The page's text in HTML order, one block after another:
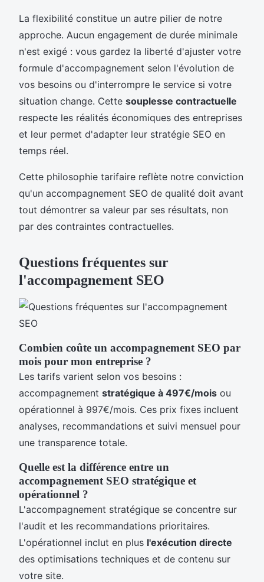
La flexibilité constitue un autre pilier de notre
approche. Aucun engagement de durée minimale
n'est exigé : vous gardez la liberté d'ajuster votre
formule d'accompagnement selon l'évolution de
vos besoins ou d'interrompre le service si votre
situation change. Cette souplesse contractuelle
respecte les réalités économiques des entreprises
et leur permet d'adapter leur stratégie SEO en
temps réel.
Cette philosophie tarifaire reflète notre conviction
qu'un accompagnement SEO de qualité doit avant
tout démontrer sa valeur par ses résultats, non
par des contraintes contractuelles.
Questions fréquentes sur
l'accompagnement SEO
Combien coûte un accompagnement SEO par
mois pour mon entreprise ?
Les tarifs varient selon vos besoins :
accompagnement stratégique à 497€/mois ou
opérationnel à 997€/mois. Ces prix fixes incluent
analyses, recommandations et suivi mensuel pour
une transparence totale.
Quelle est la différence entre un
accompagnement SEO stratégique et
opérationnel ?
L'accompagnement stratégique se concentre sur
l'audit et les recommandations prioritaires.
L'opérationnel inclut en plus l'exécution directe
des optimisations techniques et de contenu sur
votre site.